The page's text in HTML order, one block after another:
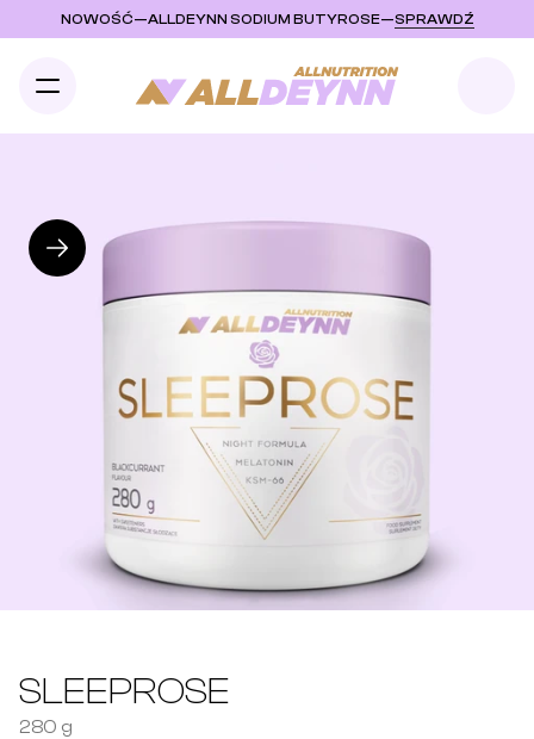
NOWOŚĆ—ALLDEYNN SODIUM BUTYROSE—SPRAWDŹ
SLEEPROSE
280 g